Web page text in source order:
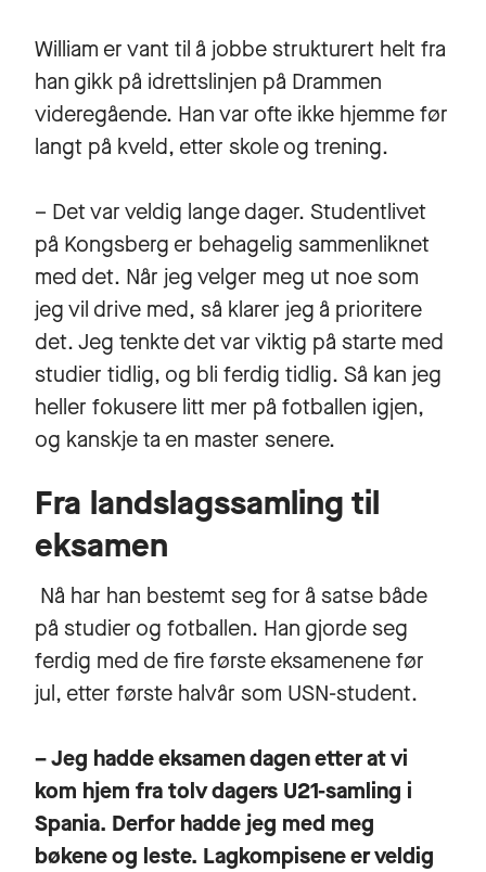
William er vant til å jobbe strukturert helt fra
han gikk på idrettslinjen på Drammen
videregående. Han var ofte ikke hjemme før
langt på kveld, etter skole og trening.
– Det var veldig lange dager. Studentlivet
på Kongsberg er behagelig sammenliknet
med det. Når jeg velger meg ut noe som
jeg vil drive med, så klarer jeg å prioritere
det. Jeg tenkte det var viktig på starte med
studier tidlig, og bli ferdig tidlig. Så kan jeg
heller fokusere litt mer på fotballen igjen,
og kanskje ta en master senere.
Fra landslagssamling til
eksamen
Nå har han bestemt seg for å satse både
på studier og fotballen. Han gjorde seg
ferdig med de fire første eksamenene før
jul, etter første halvår som USN-student.
– Jeg hadde eksamen dagen etter at vi
kom hjem fra tolv dagers U21-samling i
Spania. Derfor hadde jeg med meg
bøkene og leste. Lagkompisene er veldig